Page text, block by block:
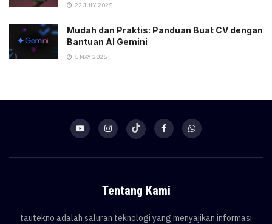
22 JULY 2025
Mudah dan Praktis: Panduan Buat CV dengan
Bantuan AI Gemini
5 MAY 2025
Tentang Kami
tautekno adalah saluran teknologi yang menyajikan informasi